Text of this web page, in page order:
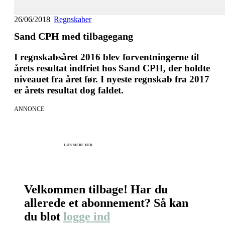
26/06/2018| Regnskaber
Sand CPH med tilbagegang
I regnskabsåret 2016 blev forventningerne til
årets resultat indfriet hos Sand CPH, der holdte
niveauet fra året før. I nyeste regnskab fra 2017
er årets resultat dog faldet.
ANNONCE
LÆS MERE HER
Velkommen tilbage! Har du
allerede et abonnement? Så kan
du blot logge ind